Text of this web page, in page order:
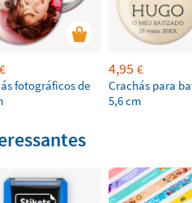
€
fotográficos de
4,95 €
Crachás para
5,6 cm